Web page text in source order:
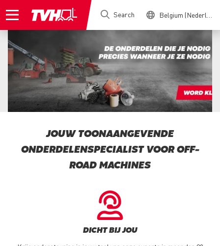
to
Search Belgium (Nederlands)
JOUW TOONAANGEVENDE
ONDERDELENSPECIALIST VOOR OFF-
ROAD MACHINES
DICHT BIJ JOU